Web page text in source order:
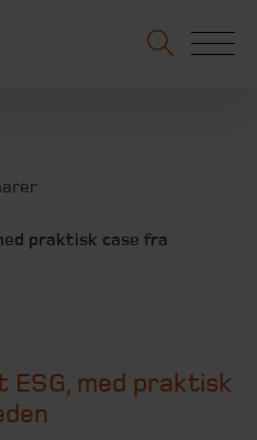
praktisk case fra
med praktisk